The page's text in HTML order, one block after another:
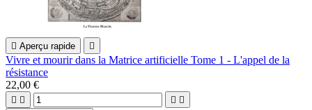
 Aperçu rapide 
Vivre et mourir dans la Matrice artificielle Tome 1 - L'appel de la
résistance
22,00 €
   